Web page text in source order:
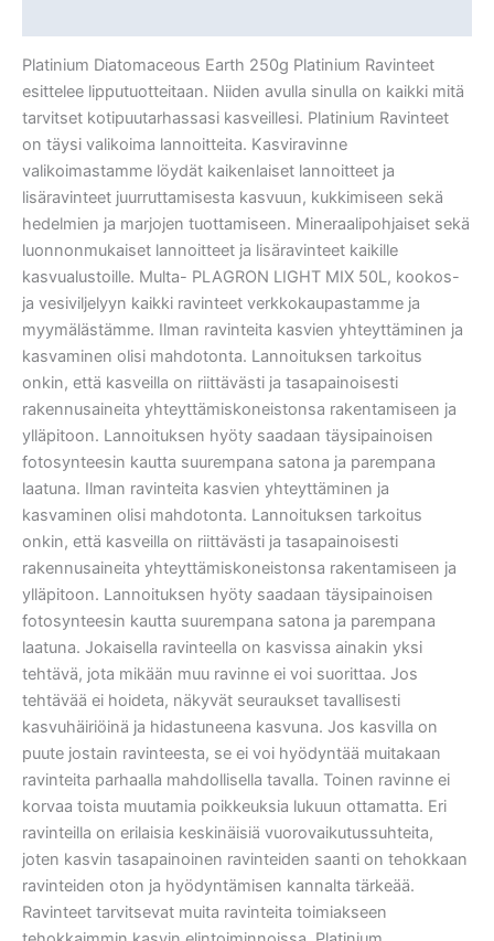
Platinium Diatomaceous Earth 250g Platinium Ravinteet
esittelee lipputuotteitaan. Niiden avulla sinulla on kaikki mitä
tarvitset kotipuutarhassasi kasveillesi. Platinium Ravinteet
on täysi valikoima lannoitteita. Kasviravinne
valikoimastamme löydät kaikenlaiset lannoitteet ja
lisäravinteet juurruttamisesta kasvuun, kukkimiseen sekä
hedelmien ja marjojen tuottamiseen. Mineraalipohjaiset sekä
luonnonmukaiset lannoitteet ja lisäravinteet kaikille
kasvualustoille. Multa- PLAGRON LIGHT MIX 50L, kookos-
ja vesiviljelyyn kaikki ravinteet verkkokaupastamme ja
myymälästämme. Ilman ravinteita kasvien yhteyttäminen ja
kasvaminen olisi mahdotonta. Lannoituksen tarkoitus
onkin, että kasveilla on riittävästi ja tasapainoisesti
rakennusaineita yhteyttämiskoneistonsa rakentamiseen ja
ylläpitoon. Lannoituksen hyöty saadaan täysipainoisen
fotosynteesin kautta suurempana satona ja parempana
laatuna. Ilman ravinteita kasvien yhteyttäminen ja
kasvaminen olisi mahdotonta. Lannoituksen tarkoitus
onkin, että kasveilla on riittävästi ja tasapainoisesti
rakennusaineita yhteyttämiskoneistonsa rakentamiseen ja
ylläpitoon. Lannoituksen hyöty saadaan täysipainoisen
fotosynteesin kautta suurempana satona ja parempana
laatuna. Jokaisella ravinteella on kasvissa ainakin yksi
tehtävä, jota mikään muu ravinne ei voi suorittaa. Jos
tehtävää ei hoideta, näkyvät seuraukset tavallisesti
kasvuhäiriöinä ja hidastuneena kasvuna. Jos kasvilla on
puute jostain ravinteesta, se ei voi hyödyntää muitakaan
ravinteita parhaalla mahdollisella tavalla. Toinen ravinne ei
korvaa toista muutamia poikkeuksia lukuun ottamatta. Eri
ravinteilla on erilaisia keskinäisiä vuorovaikutussuhteita,
joten kasvin tasapainoinen ravinteiden saanti on tehokkaan
ravinteiden oton ja hyödyntämisen kannalta tärkeää.
Ravinteet tarvitsevat muita ravinteita toimiakseen